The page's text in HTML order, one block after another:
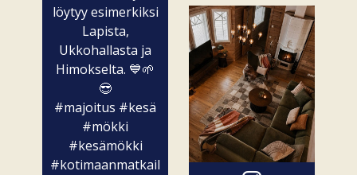
löytyy esimerkiksi
Lapista,
Ukkohallasta ja
Himokselta. 💙🌱
😎
#majoitus #kesä
#mökki
#kesämökki
#kotimaanmatkailu